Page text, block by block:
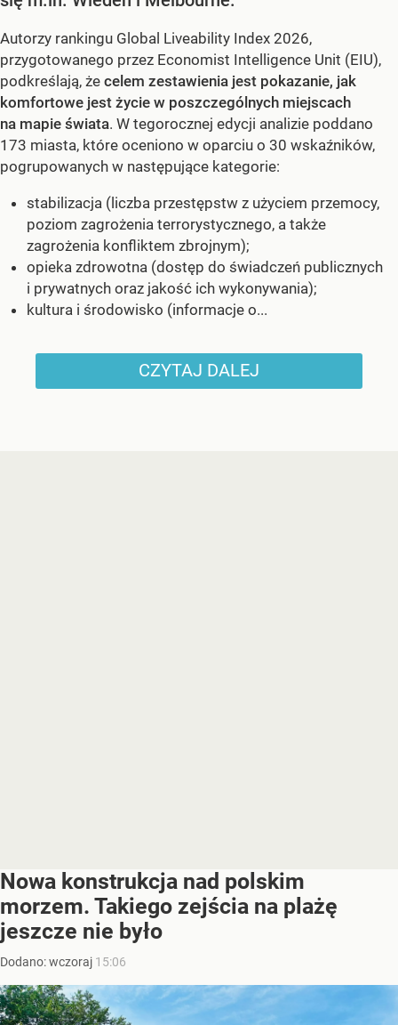
Autorzy rankingu Global Liveability Index 2026,
przygotowanego przez Economist Intelligence Unit (EIU),
podkreślają, że celem zestawienia jest pokazanie, jak
komfortowe jest życie w poszczególnych miejscach
na mapie świata. W tegorocznej edycji analizie poddano
173 miasta, które oceniono w oparciu o 30 wskaźników,
pogrupowanych w następujące kategorie:
stabilizacja (liczba przestępstw z użyciem przemocy,
poziom zagrożenia terrorystycznego, a także
zagrożenia konfliktem zbrojnym);
opieka zdrowotna (dostęp do świadczeń publicznych
i prywatnych oraz jakość ich wykonywania);
kultura i środowisko (informacje o...
CZYTAJ DALEJ
Nowa konstrukcja nad polskim
morzem. Takiego zejścia na plażę
jeszcze nie było
Dodano:wczoraj 15:06